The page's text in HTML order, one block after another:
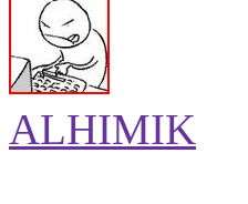
ALHIMIK